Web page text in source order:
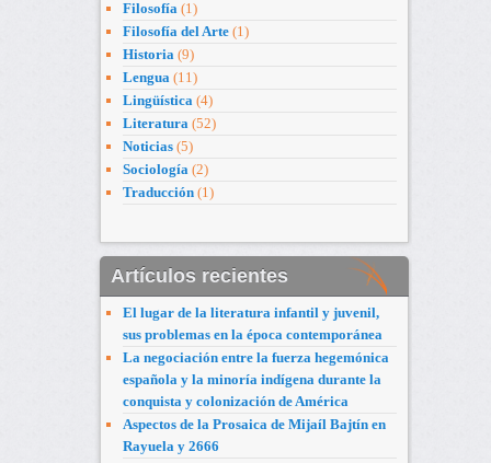
Filosofía (1)
Filosofía del Arte(1)
Historia (9)
Lengua (11)
Lingüística (4)
Literatura (52)
Noticias(5)
Sociología (2)
Traducción(1)
Artículos recientes
El lugar de la literatura infantil y juvenil,
sus problemas en la época contemporánea
La negociación entre la fuerza hegemónica
española y la minoría indígena durante la
conquista y colonización de América
Aspectos de la Prosaica de Mijaíl Bajtín en
Rayuela y 2666